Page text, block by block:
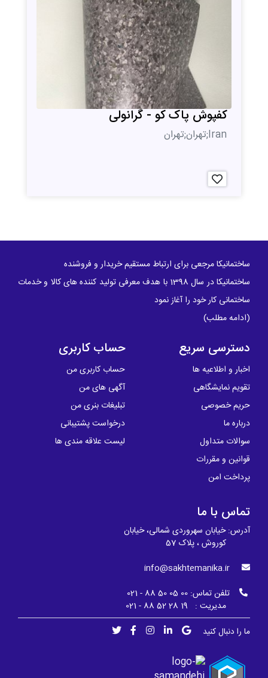
کفپوش پاک کو - گرانولی
Iran;تهران;تهران
ساختمانیکا مرجعی برای ارتباط مستقیم خریدار و فروشنده
ساختمانیکا در سال 1398 با هدف معرفی تولید کننده های کالا و خدمات
ساختمانی کار خود را آغاز نمود
(ادامه مطلب)
دسترسی سریع
اخبار و اطلاعیه ها
تقویم نمایشگاهی
حریم خصوصی
درباره ما
سوالات متداول
قوانین و مقررات
پرداخت امن
حساب کاربری
حساب کاربری من
آگهی های من
تبلیغات بنری من
درخواست پشتیبانی
لیست علاقه مندی ها
تماس با ما
آدرس: خیابان سهروردی شمالی، خیابان
کوروش ، پلاک 57
info@sakhtemanika.ir
تلفن تماس: 00 05 50 88 - 021
مدیریت : 19 28 52 88 - 021
ما را دنبال کنید